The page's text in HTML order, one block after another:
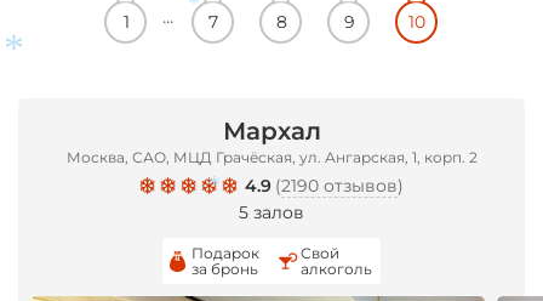
Мархал
Москва, САО, МЦД Грачёская, ул. Ангарская, 1, корп. 2
4.9 (2190 отзывов)
5 залов
Подарок
за бронь
Свой
алкоголь
*
*